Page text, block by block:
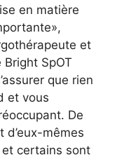
en matière
et
SpOT
que rien
et vous
De
mêmes
certains sont